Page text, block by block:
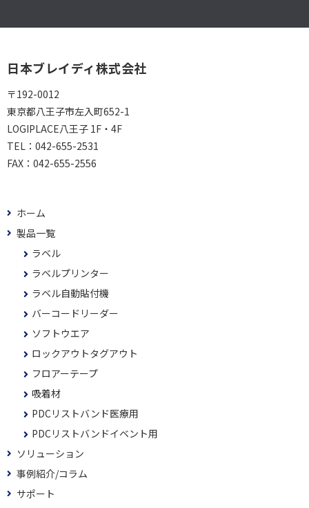
日本ブレイディ株式会社
〒192-0012
東京都八王子市左入町652-1
LOGIPLACE八王子 1F・4F
TEL： 042-655-2531
FAX： 042-655-2556
ホーム
製品一覧
ラベル
ラベルプリンター
ラベル自動貼付機
バーコードリーダー
ソフトウエア
ロックアウトタグアウト
フロアーテープ
吸着材
PDCリストバンド医療用
PDCリストバンドイベント用
ソリューション
事例紹介/コラム
サポート